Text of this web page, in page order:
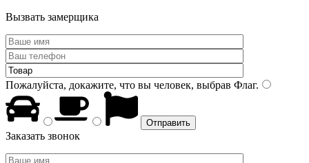
Вызвать замерщика
Пожалуйста, докажите, что вы человек, выбрав Флаг.
Заказать звонок